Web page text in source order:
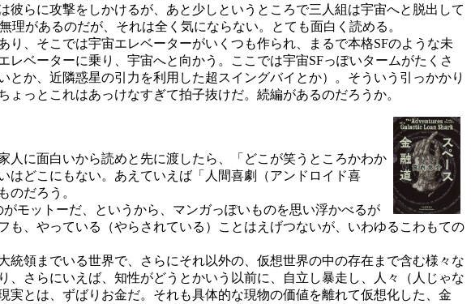
らに攻撃をしかけるが、あと少しというところで三人組は宇宙へと脱出して
があるのだが、それは全く気にならない。とても面白く読める。
、そこでは宇宙エレベーターがいくつも作られ、まるで本格SFのような未
ベーターに乗り、宇宙へと向かう。ここでは宇宙SFっぽいタームがたくさ
か、近隣惑星の引力を利用した超スイングバイとか）。そういう引っかかり
っとこれはあっけなすぎて拍子抜けだ。続編があるのだろうか。
に面白いから読めと先に渡したら、「どこが笑うところかわか
はどこにもない。あえていえば「人間喜劇（アンドロイド喜
のだろう。
モットーだ、というから、マンガっぽいものを思い浮かべるが
、やっている（やらされている）ことはえげつないが、いわゆるこわもての
領までいる世界で、さらにそれ以外の、仮想世界の中の存在まで含む様々な
さらにいえば、知性がどうとかいう以前に、自立し暴走し、人々（人じゃな
とは、ずばりお金だ。それも具体的な現物の価値を離れて仮想化した、金